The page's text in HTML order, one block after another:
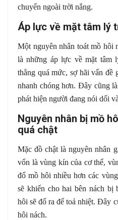
chuyển ngoài trời nắng.
Áp lực về mặt tâm lý
Một nguyên nhân toát mồ hôi
là những áp lực về mặt tâm
thẳng quá mức, sợ hãi vấn đề
nhanh chóng hơn. Đây cũng
phát hiện người đang nói dối
Nguyên nhân bị mồ
quá chật
Mặc đồ chật là nguyên nhân
vốn là vùng kín của cơ thể,
đổ mồ hôi nhiều hơn các
sẽ khiến cho hai bên nách
hôi sẽ đổ ra để toả nhiệt. Đây
hôi nách.